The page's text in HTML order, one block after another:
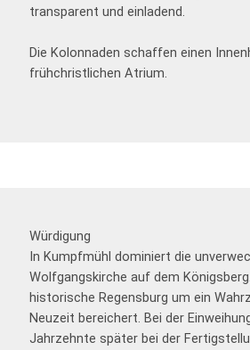
transparent und einladend.
Die Kolonnaden schaffen einen
frühchristlichen Atrium.
Würdigung
In Kumpfmühl dominiert die
Wolfgangskirche auf dem
historische Regensburg um ein
Neuzeit bereichert. Bei der
Jahrzehnte später bei der